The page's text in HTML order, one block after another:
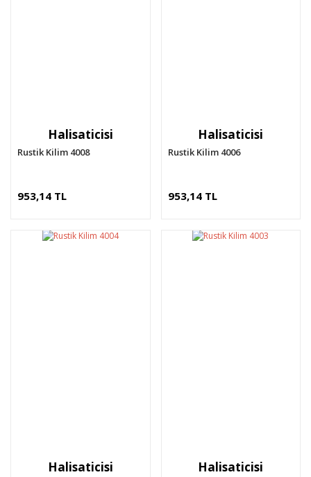
Halisaticisi
Rustik Kilim 4008
953,14 TL
Halisaticisi
Rustik Kilim 4006
953,14 TL
Halisaticisi Halisaticisi